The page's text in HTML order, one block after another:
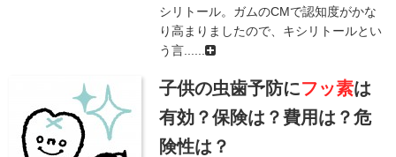
シリトール。ガムのCMで認知度がかな
り高まりましたので、キシリトールとい
う言......
子供の虫歯予防にフッ素は
有効？保険は？費用は？危
険性は？